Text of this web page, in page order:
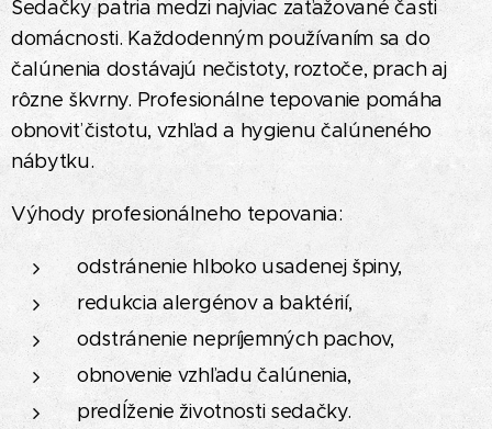
Sedačky patria medzi najviac zaťažované časti
domácnosti. Každodenným používaním sa do
čalúnenia dostávajú nečistoty, roztoče, prach aj
rôzne škvrny. Profesionálne tepovanie pomáha
obnoviť čistotu, vzhľad a hygienu čalúneného
nábytku.
Výhody profesionálneho tepovania:
odstránenie hlboko usadenej špiny,
redukcia alergénov a baktérií,
odstránenie nepríjemných pachov,
obnovenie vzhľadu čalúnenia,
predĺženie životnosti sedačky.